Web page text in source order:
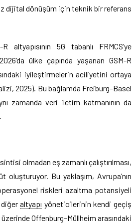
dijital dönüşüm için teknik bir referans
5G tabanlı FRMCS’ye
ülke çapında yaşanan GSM-R
iyileştirmelerin aciliyetini ortaya
2025). Bu bağlamda Freiburg–Basel
zamanda veri iletim katmanının da
olmadan eş zamanlı çalıştırılması,
Bu yaklaşım, Avrupa’nın
riskleri azaltma potansiyeli
diğeraltyapı yöneticilerinin kendi geçiş
üzerinde Offenburg–Müllheim arasındaki